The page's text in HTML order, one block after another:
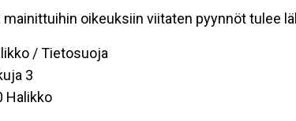
mainittuihin oikeuksiin viitaten pyynnöt tulee
/ Tietosuoja
3
Halikko